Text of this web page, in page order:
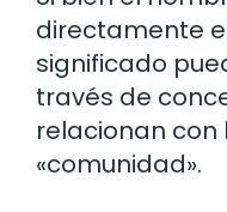
directamente
significado
través de
relacionan con
«comunidad».